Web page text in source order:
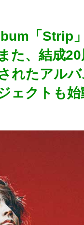
「Strip
た、結成
れたアル
ェクトも始